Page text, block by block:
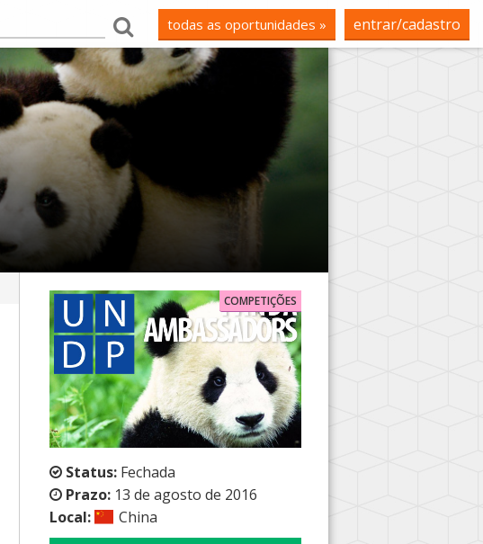
todas as oportunidades » entrar/cadastro
COMPETIÇÕES
Status:Fechada
Prazo: 13 de agosto de 2016
Local:
China